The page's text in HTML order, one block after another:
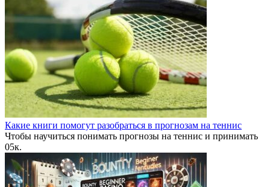
Какие книги помогут разобраться в прогнозам на теннис
Чтобы научиться понимать прогнозы на теннис и принимать
05к.